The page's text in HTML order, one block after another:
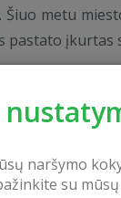
naršymo
su mūsų
metu
pastato įkurtas
iš ąžuolo.